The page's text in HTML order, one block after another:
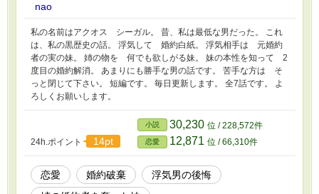
nao
私の名前はアクオス シーガル。 昔、私は最低な男だった。 これ
は、私の黒歴史の話。 浮気して 婚約白紙。 浮気相手は 元婚約
者の実の妹。 姉の物を 何でも欲しがる妹。 妹の本性を知って 2
度目の婚約解消。 あまりにも勝手な男の話です。 苦手な方は そ
っと閉じて下さい。 短編です。 毎日更新します。 全7話です。 よ
ろしくお願いします。
24h.ポイント 14pt
小説 30,230 位 / 228,572件
恋愛 12,871 位 / 66,310件
恋愛 婚約破棄
浮気男の後悔